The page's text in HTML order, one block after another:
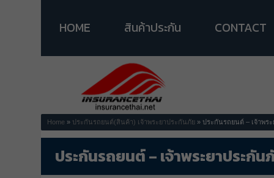
HOME สินค้าประกัน CONTACT
Home » ประกันรถยนต์(สินค้า) เจ้าพระยาประกันภัย » ประกันรถยนต์ – เจ้าพร
ประกันรถยนต์ – เจ้าพระยาประกัน